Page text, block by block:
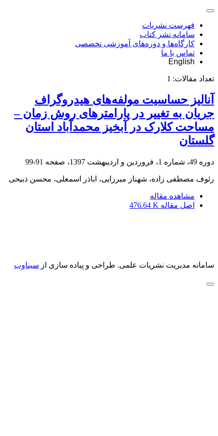
فهرست نشریات
سامانه نشر کتاب
کارگاه‌ها و دوره‌های آموزشی تخصصی
تماس با ما
English
تعداد مقالات: 1
آنالیز حساسیت مولفه‌های هیدروگراف
جریان به تغییر در پارامترهای روش زمان –
مساحت کلارک در آبخیز محمدآباد استان
گلستان
دوره 49، شماره 1، فروردین و اردیبهشت 1397، صفحه 91-99
رئوف مصطفی زاده، شهناز میرزایی، اباذر اسمعلی، محسن ذبیحی
مشاهده مقاله
اصل مقاله 476.64 K
سامانه مدیریت نشریات علمی. طراحی و پیاده سازی از سیناوب